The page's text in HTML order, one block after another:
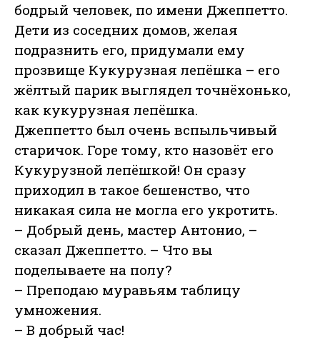
бодрый человек, по имени Джеппетто.
Дети из соседних домов, желая
подразнить его, придумали ему
прозвище Кукурузная лепёшка – его
жёлтый парик выглядел точнёхонько,
как кукурузная лепёшка.
Джеппетто был очень вспыльчивый
старичок. Горе тому, кто назовёт его
Кукурузной лепёшкой! Он сразу
приходил в такое бешенство, что
никакая сила не могла его укротить.
– Добрый день, мастер Антонио, –
сказал Джеппетто. – Что вы
поделываете на полу?
– Преподаю муравьям таблицу
умножения.
– В добрый час!